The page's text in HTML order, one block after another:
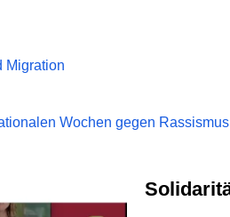
Migration
Wochen gegen Rassismus